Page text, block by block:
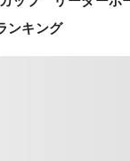
ンキング